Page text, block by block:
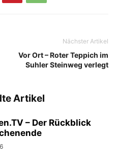
Nächster Artikel
Vor Ort – Roter Teppich im
Suhler Steinweg verlegt
Artikel
– Der Rückblick